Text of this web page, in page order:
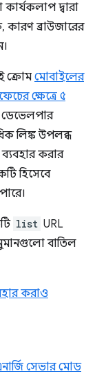
দ্বারা
কারণ ব্রাউজারের
ক্রোম মোবাইলের
ক্ষেত্রে ৫
লিঙ্ক উপলব্ধ
করার
হিসেবে
list URL
বাতিল
করাও
সেভার মোড